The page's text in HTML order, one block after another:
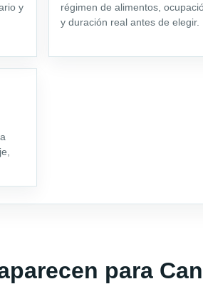
y
régimen de alimentos,
y duración real antes de elegir.
para